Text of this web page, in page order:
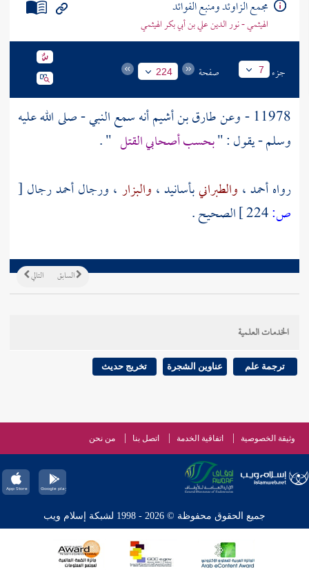
مجمع الزاوئد ومنبع الفوائد
الهيثمي - نور الدين علي بن أبي بكر الهيثمي
جزء 7 صفحة 224
11978 - وعن طارق بن أشيمأنه سمع النبي - صلى الله عليه
وسلم - يقول : "بحسب أصحابي القتل " .
رواهأحمد، والطبرانيبأسانيد ، والبزار ، ورجالأحمدرجال [
ص:
الصحيح .
التالي السابق
الخدمات العلمية
ترجمة علم عناوين الشجرة تخريج حديث
وثيقة الخصوصية اتفاقية الخدمة اتصل بنا من نحن
جميع الحقوق محفوظة © 2026 - 1998 لشبكة إسلام ويب